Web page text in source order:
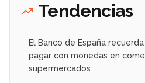
Tendencias
El Banco de España
pagar con monedas en
supermercados